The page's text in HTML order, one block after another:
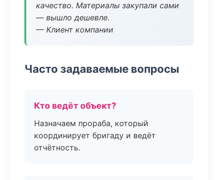
качество. Материалы закупали сами
— вышло дешевле.
— Клиент компании
Часто задаваемые вопросы
Кто ведёт объект?
Назначаем прораба, который
координирует бригаду и ведёт
отчётность.